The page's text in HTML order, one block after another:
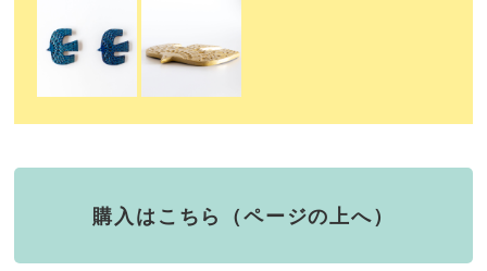
購入はこちら（ページの上へ）